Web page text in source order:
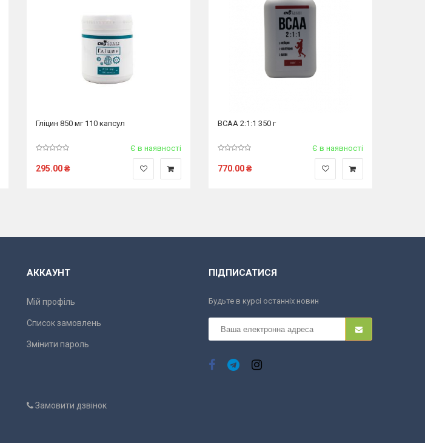
Гліцин 850 мг 110 капсул
Є в наявності
295.00₴
ВСАА 2:1:1 350 г
Є в наявності
770.00₴
АККАУНТ
Мій профіль
Список замовлень
Змінити пароль
Замовити дзвінок
ПІДПИСАТИСЯ
Будьте в курсі останніх новин